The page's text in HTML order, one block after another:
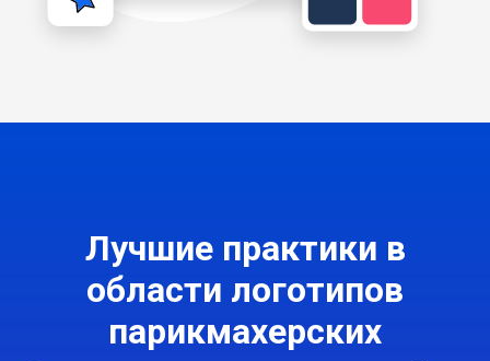
Лучшие практики в
области логотипов
парикмахерских